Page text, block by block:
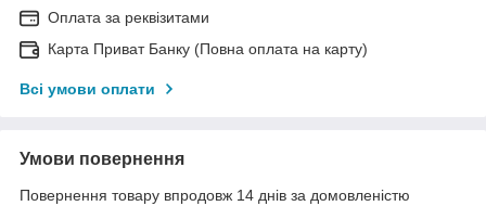
Оплата за реквізитами
Карта Приват Банку (Повна оплата на карту)
Всі умови оплати
Умови повернення
Повернення товару впродовж 14 днів за домовленістю